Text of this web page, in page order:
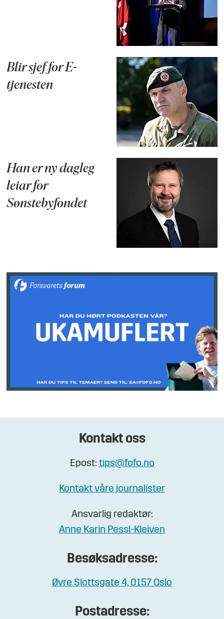
Blir sjef for E-
tjenesten
Han er ny dagleg
leiar for
Sønstebyfondet
Kontakt oss
Epost: tips@fofo.no
Kontakt våre journalister
Ansvarlig redaktør:
Anne Karin Pessl-Kleiven
Besøksadresse:
Øvre Slottsgate 4, 0157 Oslo
Postadresse: